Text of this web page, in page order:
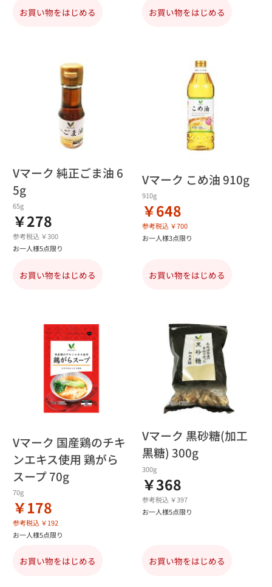
お買い物をはじめる お買い物をはじめる
Vマーク 純正ごま油 6
5g
65g
￥278
参考税込 ￥300
お一人様5点限り
お買い物をはじめる
Vマーク こめ油 910g
910g
￥648
参考税込 ￥700
お一人様3点限り
お買い物をはじめる
Vマーク 国産鶏のチキ
ンエキス使用 鶏がら
スープ 70g
70g
￥178
参考税込 ￥192
お一人様5点限り
お買い物をはじめる
Vマーク 黒砂糖(加工
黒糖) 300g
300g
￥368
参考税込 ￥397
お一人様5点限り
お買い物をはじめる